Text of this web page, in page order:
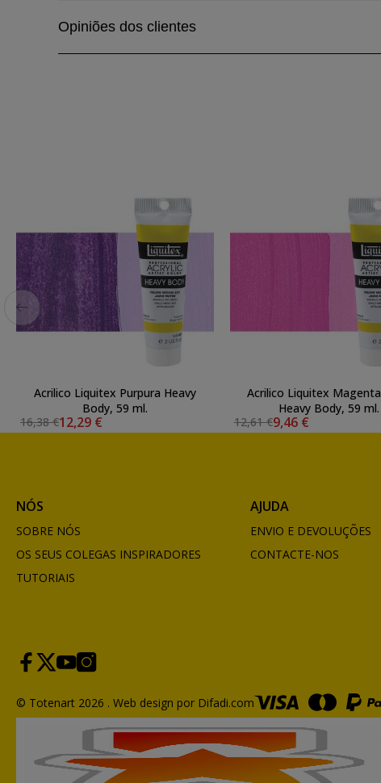
Opiniões dos clientes
Acrilico Liquitex Purpura Heavy
Body, 59 ml.
16,38 €12,29 €
Acrilico Liquitex
Heavy Body, 59 ml.
12,61 €9,46 €
NÓS
SOBRE NÓS
OS SEUS COLEGAS INSPIRADORES
TUTORIAIS
AJUDA
ENVIO E DEVOLUÇÕES
CONTACTE-NOS
© Totenart 2026 . Web design por Difadi.com